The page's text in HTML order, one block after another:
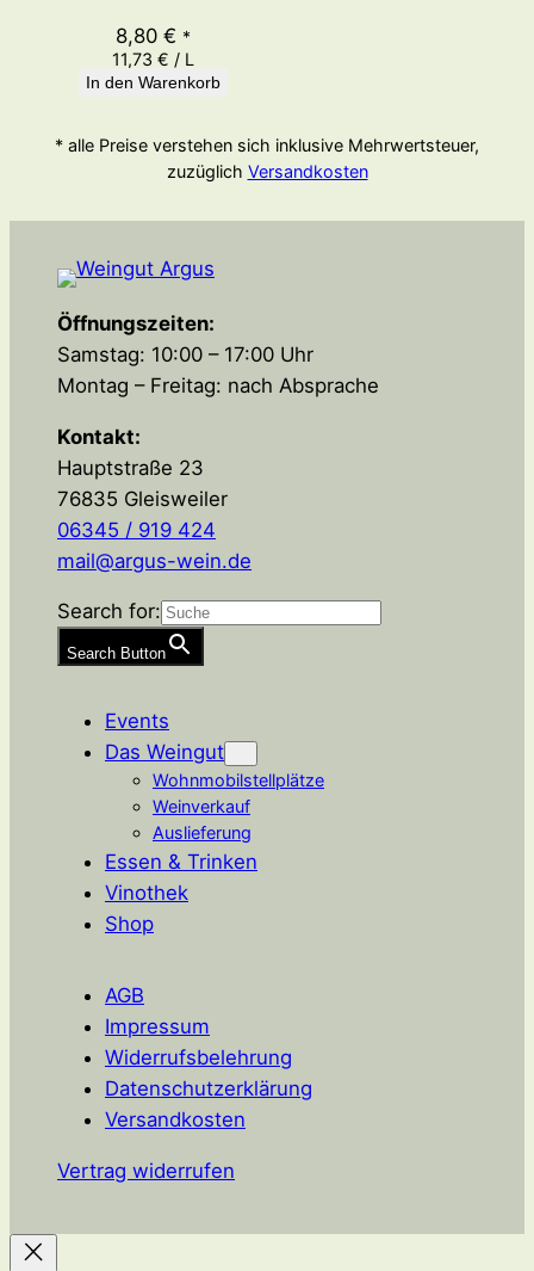
8,80€ *
11,73€ / L
In den Warenkorb
* alle Preise verstehen sich inklusive Mehrwertsteuer,
zuzüglich Versandkosten
Öffnungszeiten:
Samstag: 10:00 – 17:00 Uhr
Montag – Freitag: nach Absprache
Kontakt:
Hauptstraße 23
76835 Gleisweiler
06345 / 919 424
mail@argus-wein.de
Search for:
Search Button
Events
Das Weingut
Wohnmobilstellplätze
Weinverkauf
Auslieferung
Essen & Trinken
Vinothek
Shop
AGB
Impressum
Widerrufsbelehrung
Datenschutzerklärung
Versandkosten
Vertrag widerrufen